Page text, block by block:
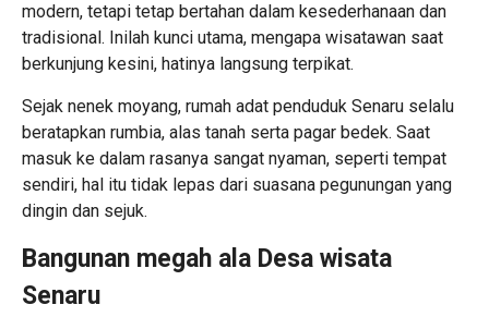
modern, tetapi tetap bertahan dalam kesederhanaan dan
tradisional. Inilah kunci utama, mengapa wisatawan saat
berkunjung kesini, hatinya langsung terpikat.
Sejak nenek moyang, rumah adat penduduk Senaru selalu
beratapkan rumbia, alas tanah serta pagar bedek. Saat
masuk ke dalam rasanya sangat nyaman, seperti tempat
sendiri, hal itu tidak lepas dari suasana pegunungan yang
dingin dan sejuk.
Bangunan megah ala Desa wisata
Senaru